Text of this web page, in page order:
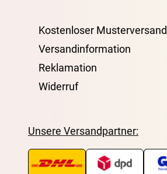
Kostenloser Musterversand
Versandinformation
Reklamation
Widerruf
Unsere Versandpartner: